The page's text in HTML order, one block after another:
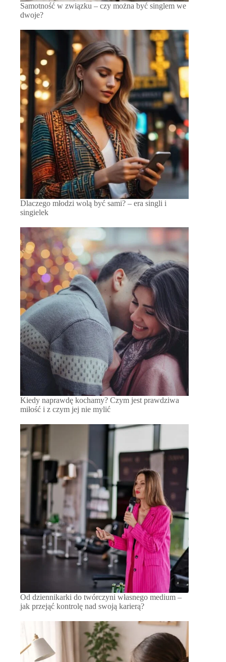
Samotność w związku – czy można być singlem we
dwoje?
Dlaczego młodzi wolą być sami? – era singli i
singielek
Kiedy naprawdę kochamy? Czym jest prawdziwa
miłość i z czym jej nie mylić
Od dziennikarki do twórczyni własnego medium –
jak przejąć kontrolę nad swoją karierą?